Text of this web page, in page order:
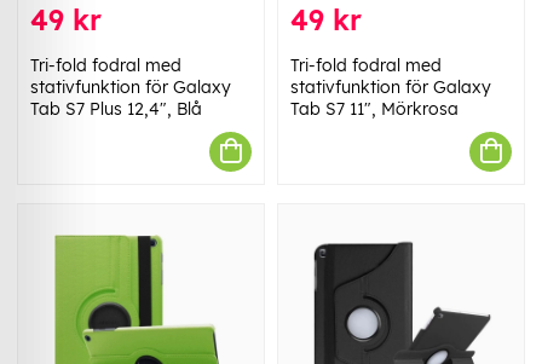
49 kr
Tri-fold fodral med
stativfunktion för Galaxy
Tab S7 Plus 12,4", Blå
49 kr
Tri-fold fodral med
stativfunktion för Galaxy
Tab S7 11", Mörkrosa